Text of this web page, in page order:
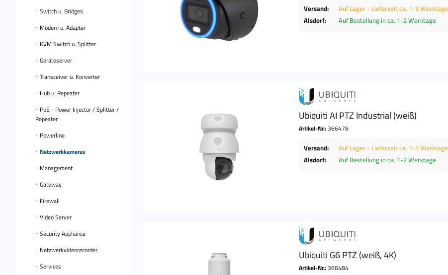
Switch u. Bridges
Modem u. Adapter
KVM Switch u. Splitter
Geräteserver
Transceiver u. Konverter
Hub u. Repeater
PoE - Power Injector / Splitter /
Repeater
Powerline
Netzwerkkameras
Management
Gateway
Firewall
Video Server
Security Appliance
Netzwerkvideorecorder
Services
Versand:
Auf Lager - Lieferzeit ca. 1-3 Werktage
Alsdorf:
Auf Bestellung in ca. 1-2 Werktage
Ubiquiti AI PTZ Industrial (weiß)
Artikel-Nr.:366478
Versand:
Auf Lager - Lieferzeit ca. 1-3 Werktage
Alsdorf:
Auf Bestellung in ca. 1-2 Werktage
Ubiquiti G6 PTZ (weiß, 4K)
Artikel-Nr.:366484